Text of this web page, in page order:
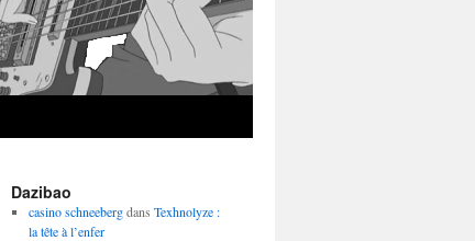
Dazibao
casino schneebergdans Texhnolyze :
la tête à l’enfer